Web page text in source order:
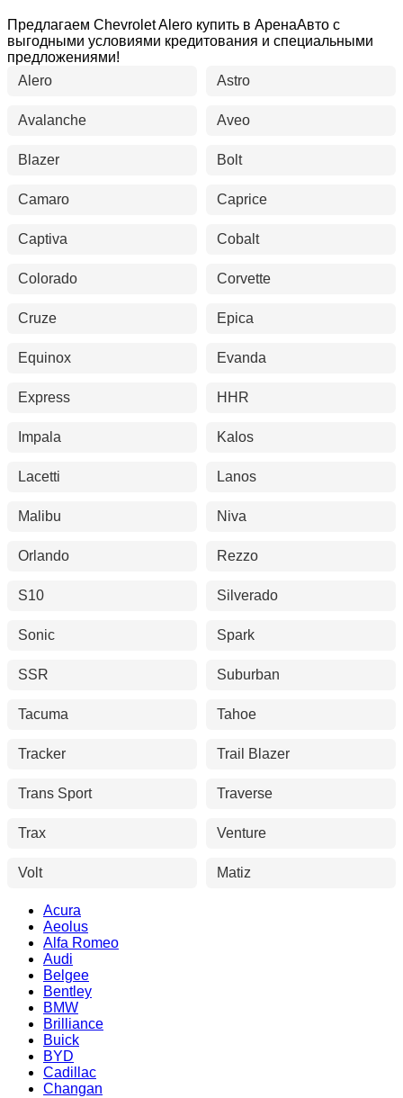
Предлагаем Chevrolet Alero купить в АренаАвто с
выгодными условиями кредитования и специальными
предложениями!
Alero
Astro
Avalanche Aveo
Blazer Bolt
Camaro Caprice
Captiva Cobalt
Colorado Corvette
Cruze Epica
Equinox Evanda
Express HHR
Impala Kalos
Lacetti Lanos
Malibu Niva
Orlando Rezzo
S10 Silverado
Sonic Spark
SSR Suburban
Tacuma Tahoe
Tracker Trail Blazer
Trans Sport Traverse
Trax Venture
Volt Matiz
Acura
Aeolus
Alfa Romeo
Audi
Belgee
Bentley
BMW
Brilliance
Buick
BYD
Cadillac
Changan